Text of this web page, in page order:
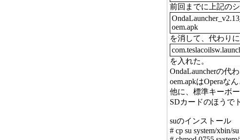
前回までに上記の
oem.apk
を消して、代わりに
を入れた。
OndaLauncherの代
oem.apkはOperaな
他に、標準キーボ
SDカードのほうで
suのインストール
# cp su system/xbin/su